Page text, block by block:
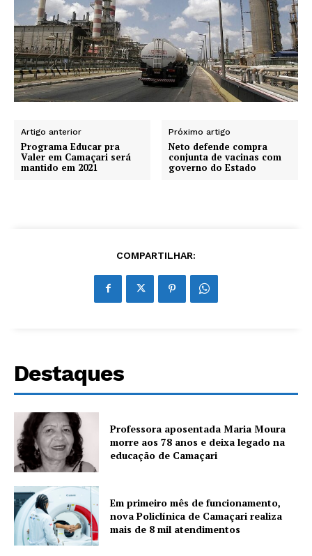
Artigo anterior
Programa Educar pra
Valer em Camaçari será
mantido em 2021
Próximo artigo
Neto defende compra
conjunta de vacinas com
governo do Estado
COMPARTILHAR:
Destaques
Professora aposentada Maria Moura
morre aos 78 anos e deixa legado na
educação de Camaçari
Em primeiro mês de funcionamento,
nova Policlínica de Camaçari realiza
mais de 8 mil atendimentos